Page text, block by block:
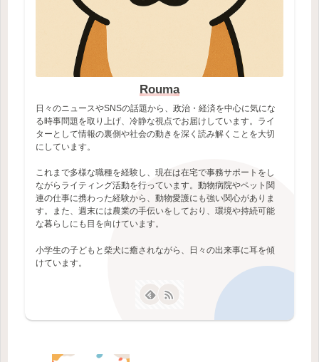
Rouma
日々のニュースやSNSの話題から、政治・経済を中心に気にな
る時事問題を取り上げ、冷静な視点でお届けしています。ライ
ターとして情報の裏側や社会の動きを深く読み解くことを大切
にしています。
これまで多様な職種を経験し、現在は在宅で事務サポートをし
ながらライティング活動を行っています。動物病院やペット関
連の仕事に携わった経験から、動物愛護にも強い関心がありま
す。また、週末には農業の手伝いをしており、環境や持続可能
な暮らしにも目を向けています。
小学生の子どもと柴犬に癒されながら、日々の出来事に耳を傾
けています。